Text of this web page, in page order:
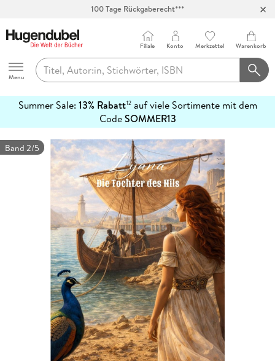
100 Tage Rückgaberecht***
Hugendubel
Menu
Filiale Konto Merkzettel Warenkorb
Summer Sale: 13% Rabatt12auf viele Sortimente mit dem
CodeSOMMER13
erfahren
Band 2/5